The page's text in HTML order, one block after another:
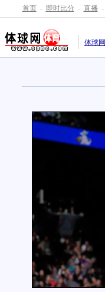
首页 - 即时比分 - 直播 -
体球网